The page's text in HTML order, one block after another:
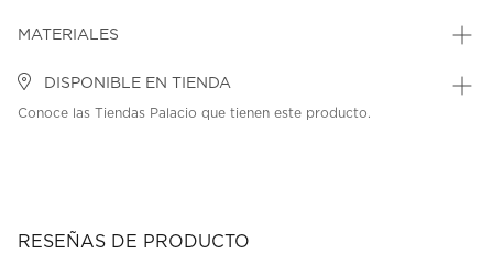
MATERIALES
DISPONIBLE EN TIENDA
Conoce las Tiendas Palacio que tienen este producto.
RESEÑAS DE PRODUCTO